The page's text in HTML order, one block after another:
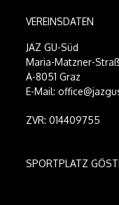
VEREINSDATEN
JAZ GU-Süd
Maria-Matzner-
A-8051 Graz
E-Mail:
ZVR: 014409755
SPORTPLATZ